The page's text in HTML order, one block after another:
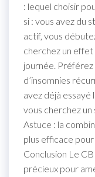
: lequel choisir
si : vous avez du
actif, vous
cherchez un effet
journée.
d’insomnies
avez déjà essayé
vous cherchez
Astuce : la
plus efficace
Conclusion Le
précieux pour